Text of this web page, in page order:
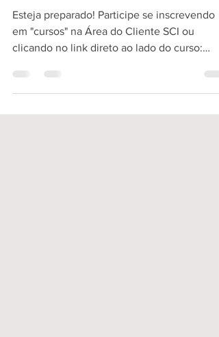
Clientes - Agenda
Semanal
Esteja preparado! Participe se inscrevendo